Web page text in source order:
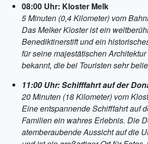
08:00 Uhr: Kloster Melk
5 Minuten (0,4 Kilometer) vom
Das Melker Kloster ist ein
Benediktinerstift und ein
für seine majestätischen
bekannt, die bei Touristen sehr
11:00 Uhr: Schifffahrt auf der
20 Minuten (18 Kilometer) vom
Eine entspannende Schifffahrt auf
Familien ein wahres Erlebnis. Die
atemberaubende Aussicht auf die